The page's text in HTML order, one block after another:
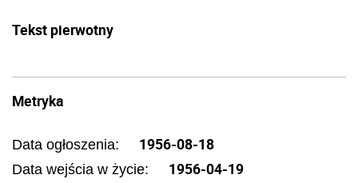
Tekst pierwotny
Metryka
Data ogłoszenia: 1956-08-18
Data wejścia w życie: 1956-04-19